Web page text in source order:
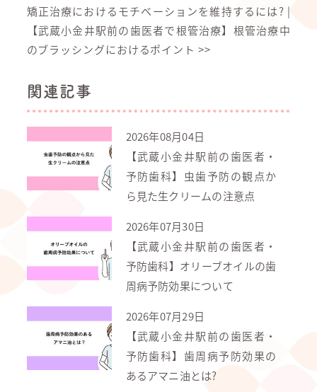
矯正治療におけるモチベーションを維持するには? |
【武蔵小金井駅前の歯医者で根管治療】根管治療中
のブラッシングにおけるポイント >>
関連記事
2026年08月04日
【武蔵小金井駅前の歯医者・
予防歯科】虫歯予防の観点か
ら見た生クリームの注意点
2026年07月30日
【武蔵小金井駅前の歯医者・
予防歯科】オリーブオイルの歯
周病予防効果について
2026年07月29日
【武蔵小金井駅前の歯医者・
予防歯科】歯周病予防効果の
あるアマニ油とは?